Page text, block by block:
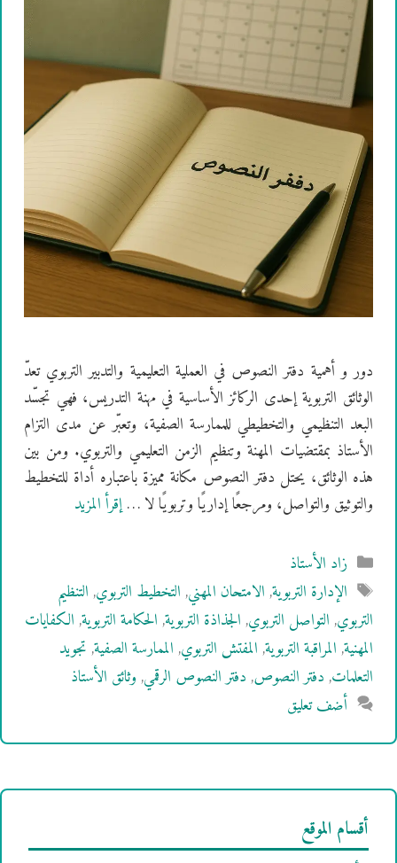
دور و أهمية دفتر النصوص في العملية التعليمية والتدبير التربوي تعدّ
الوثائق التربوية إحدى الركائز الأساسية في مهنة التدريس، فهي تجسّد
البعد التنظيمي والتخطيطي للممارسة الصفية، وتعبّر عن مدى التزام
الأستاذ بمقتضيات المهنة وتنظيم الزمن التعليمي والتربوي. ومن بين
هذه الوثائق، يحتل دفتر النصوص مكانة مميزة باعتباره أداة للتخطيط
والتوثيق والتواصل، ومرجعًا إداريًا وتربويًا لا …إقرأ المزيد
التصنيفات
زاد الأستاذ
الوسوم
الإدارة التربوية,الامتحان المهني,التخطيط التربوي,التنظيم
التربوي,التواصل التربوي,الجذاذة التربوية,الحكامة التربوية,الكفايات
المهنية,المراقبة التربوية,المفتش التربوي,الممارسة الصفية,تجويد
التعلمات,دفتر النصوص,دفتر النصوص الرقمي,وثائق الأستاذ
أضف تعليق
أقسام الموقع